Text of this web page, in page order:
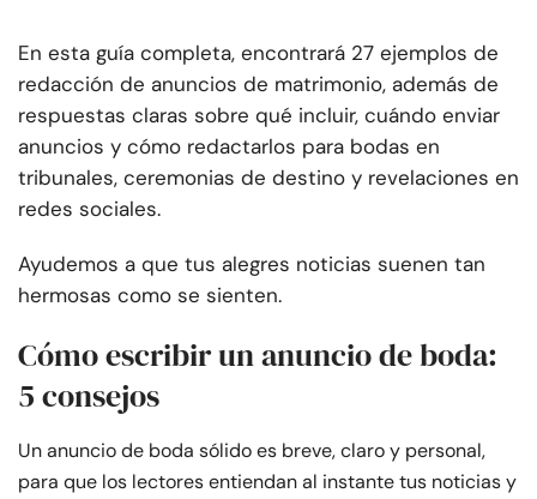
En esta guía completa, encontrará 27 ejemplos de
redacción de anuncios de matrimonio, además de
respuestas claras sobre qué incluir, cuándo enviar
anuncios y cómo redactarlos para bodas en
tribunales, ceremonias de destino y revelaciones en
redes sociales.
Ayudemos a que tus alegres noticias suenen tan
hermosas como se sienten.
Cómo escribir un anuncio de boda:
5 consejos
Un anuncio de boda sólido es breve, claro y personal,
para que los lectores entiendan al instante tus noticias y